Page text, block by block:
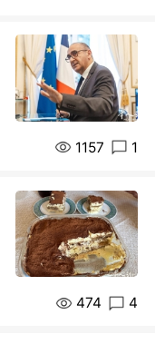
1157 1
474 4